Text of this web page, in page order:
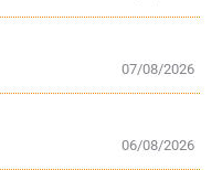
07/08/2026
06/08/2026